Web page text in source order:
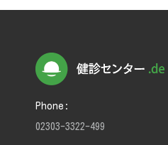
Phone:
02303-3322-499